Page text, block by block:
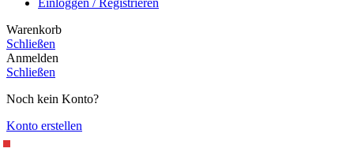
Einloggen / Registrieren
Warenkorb
Schließen
Anmelden
Schließen
Noch kein Konto?
Konto erstellen